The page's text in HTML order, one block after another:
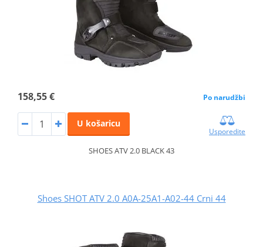
158,55 € Po narudžbi
U košaricu
Usporedite
SHOES ATV 2.0 BLACK 43
Shoes SHOT ATV 2.0 A0A-25A1-A02-44 Crni 44